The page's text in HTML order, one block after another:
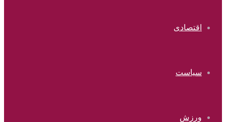
اقتصادی
سیاست
ورزش